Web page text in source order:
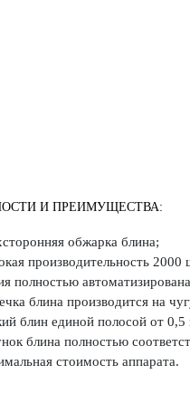
И ПРЕИМУЩЕСТВА:
обжарка блина;
производительность 2000
полностью
блина производится на
блин единой полосой от
блина полностью
стоимость аппарата.